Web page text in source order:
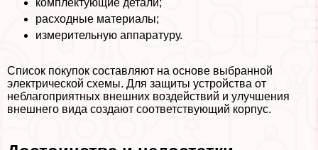
комплектующие детали;
расходные материалы;
измерительную аппаратуру.
Список покупок составляют на основе выбранной
электрической схемы. Для защиты устройства от
нeблагоприятных внешних воздействий и улучшения
внешнего вида создают соответствующий корпус.